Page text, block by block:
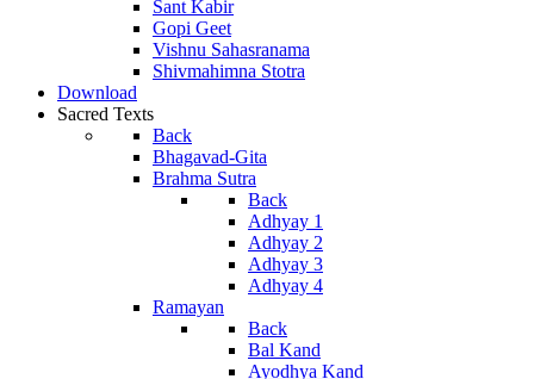
Sant Kabir
Gopi Geet
Vishnu Sahasranama
Shivmahimna Stotra
Download
Sacred Texts
Back
Bhagavad-Gita
Brahma Sutra
Back
Adhyay 1
Adhyay 2
Adhyay 3
Adhyay 4
Ramayan
Back
Bal Kand
Ayodhya Kand